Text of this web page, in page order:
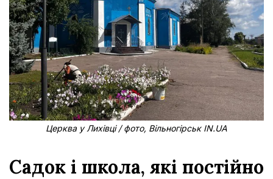
Церква у Лихівці / фото, Вільногірськ IN.UA
Садок і школа, які постійно